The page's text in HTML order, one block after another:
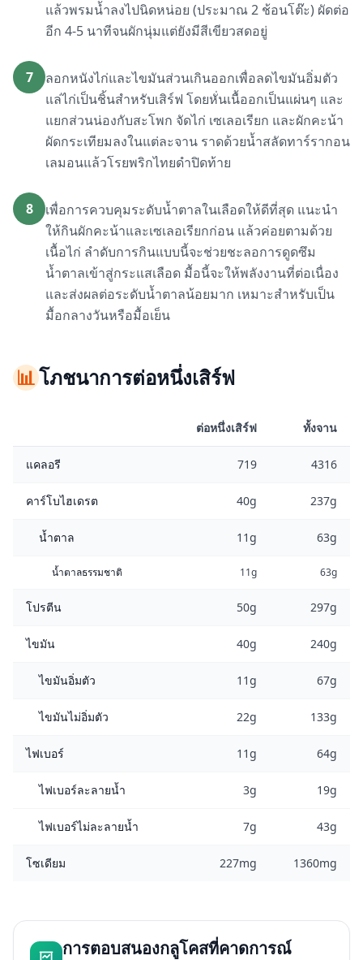
แล้วพรมน้ำลงไปนิดหน่อย (ประมาณ 2 ช้อนโต๊ะ) ผัดต่อ
อีก 4-5 นาทีจนผักนุ่มแต่ยังมีสีเขียวสดอยู่
7
ลอกหนังไก่และไขมันส่วนเกินออกเพื่อลดไขมันอิ่มตัว
แล่ไก่เป็นชิ้นสำหรับเสิร์ฟ โดยหั่นเนื้ออกเป็นแผ่นๆ และ
แยกส่วนน่องกับสะโพก จัดไก่ เซเลอเรียก และผักคะน้า
ผัดกระเทียมลงในแต่ละจาน ราดด้วยน้ำสลัดทาร์รากอน
เลมอนแล้วโรยพริกไทยดำปิดท้าย
8
เพื่อการควบคุมระดับน้ำตาลในเลือดให้ดีที่สุด แนะนำ
ให้กินผักคะน้าและเซเลอเรียกก่อน แล้วค่อยตามด้วย
เนื้อไก่ ลำดับการกินแบบนี้จะช่วยชะลอการดูดซึม
น้ำตาลเข้าสู่กระแสเลือด มื้อนี้จะให้พลังงานที่ต่อเนื่อง
และส่งผลต่อระดับน้ำตาลน้อยมาก เหมาะสำหรับเป็น
มื้อกลางวันหรือมื้อเย็น
📊โภชนาการต่อหนึ่งเสิร์ฟ
ต่อหนึ่งเสิร์ฟ ทั้งจาน
แคลอรี 719 4316
คาร์โบไฮเดรต 40g 237g
น้ำตาล 11g 63g
น้ำตาลธรรมชาติ 11g 63g
โปรตีน 50g 297g
ไขมัน 40g 240g
ไขมันอิ่มตัว 11g 67g
ไขมันไม่อิ่มตัว 22g 133g
ไฟเบอร์ 11g 64g
ไฟเบอร์ละลายน้ำ 3g 19g
ไฟเบอร์ไม่ละลายน้ำ 7g 43g
โซเดียม 227mg 1360mg
การตอบสนองกลูโคสที่คาดการณ์